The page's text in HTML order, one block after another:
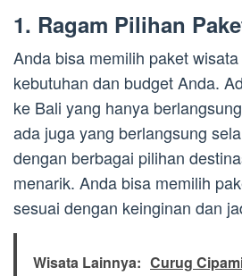
1. Ragam Pilihan
Anda bisa memilih paket
kebutuhan dan budget Anda.
ke Bali yang hanya
ada juga yang berlangsung
dengan berbagai pilihan
menarik. Anda bisa memilih
sesuai dengan keinginan dan
Wisata Lainnya: Curug